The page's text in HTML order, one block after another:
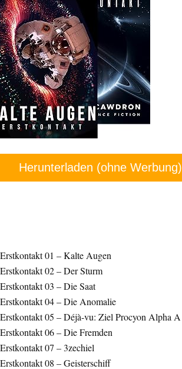
Herunterladen (ohne Werbung)
01 – Kalte Augen
02 – Der Sturm
03 – Die Saat
04 – Die Anomalie
05 – Déjà-vu: Ziel Procyon Alpha A
06 – Die Fremden
07 – 3zechiel
08 – Geisterschiff